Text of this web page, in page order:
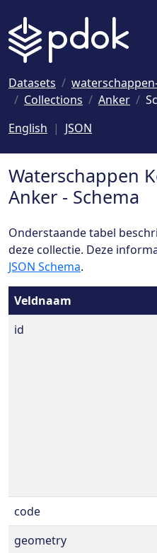
Datasets
Collections
Anker
English
JSON
Waterschappen
Anker - Schema
Onderstaande tabel
deze collectie. Deze
JSON Schema.
Veldnaam
id
code
geometry